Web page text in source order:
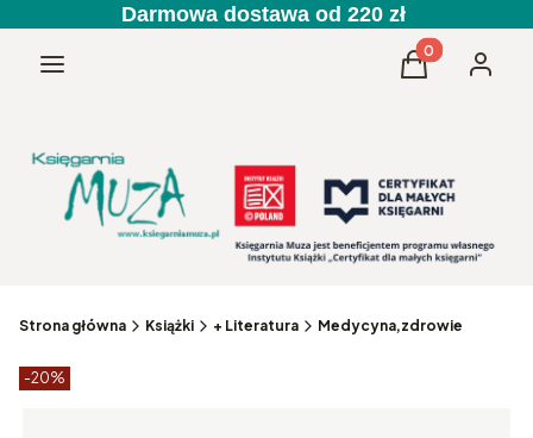
Darmowa dostawa od 220 zł
Menu Produkty w
Koszyk
Strona główna Książki + Literatura Medycyna,zdrowie
Etykiety produktu
-20%